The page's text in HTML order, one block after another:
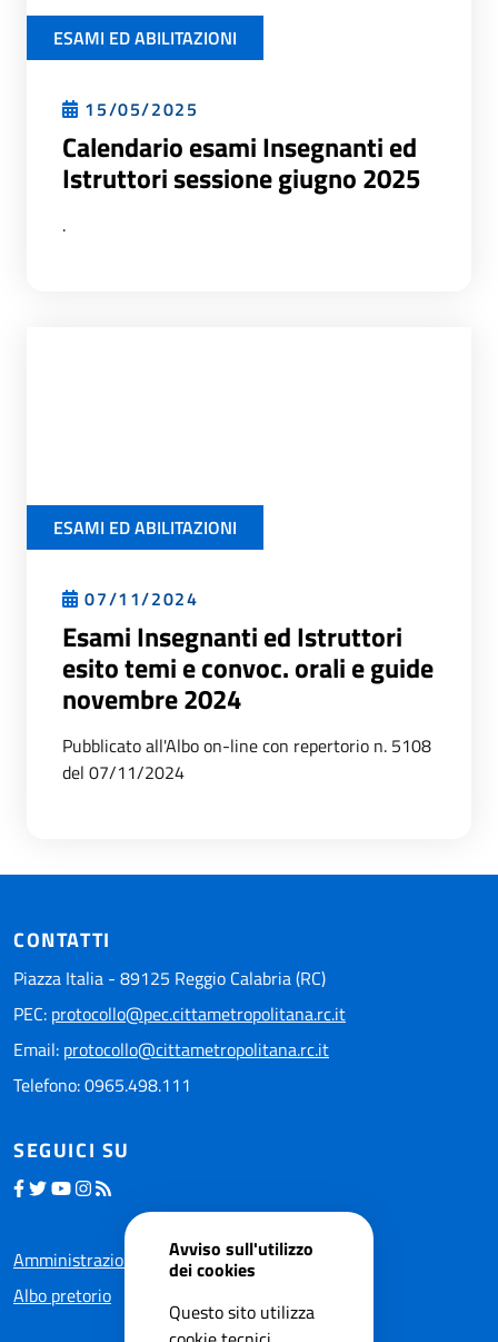
ESAMI ED ABILITAZIONI
15/05/2025
Calendario esami Insegnanti ed
Istruttori sessione giugno 2025
.
ESAMI ED ABILITAZIONI
07/11/2024
Esami Insegnanti ed Istruttori
esito temi e convoc. orali e guide
novembre 2024
Pubblicato all'Albo on-line con repertorio n. 5108
del 07/11/2024
CONTATTI
Piazza Italia - 89125 Reggio Calabria (RC)
PEC: protocollo@pec.cittametropolitana.rc.it
Email: protocollo@cittametropolitana.rc.it
Telefono: 0965.498.111
SEGUICI SU
Amministrazione trasparente
Albo pretorio
Avviso sull'utilizzo
dei cookies
Questo sito utilizza